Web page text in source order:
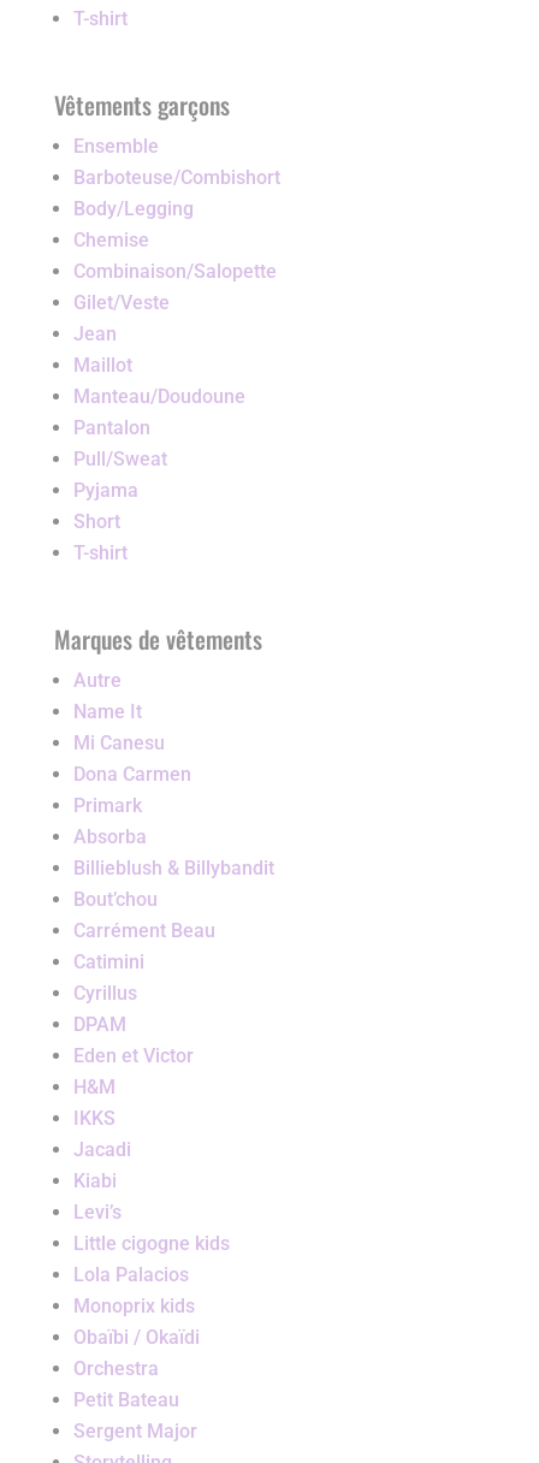
T-shirt
Vêtements garçons
Ensemble
Barboteuse/Combishort
Body/Legging
Chemise
Combinaison/Salopette
Gilet/Veste
Jean
Maillot
Manteau/Doudoune
Pantalon
Pull/Sweat
Pyjama
Short
T-shirt
Marques de vêtements
Autre
Name It
Mi Canesu
Dona Carmen
Primark
Absorba
Billieblush & Billybandit
Bout’chou
Carrément Beau
Catimini
Cyrillus
DPAM
Eden et Victor
H&M
IKKS
Jacadi
Kiabi
Levi’s
Little cigogne kids
Lola Palacios
Monoprix kids
Obaïbi / Okaïdi
Orchestra
Petit Bateau
Sergent Major